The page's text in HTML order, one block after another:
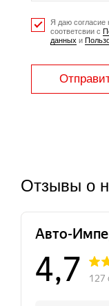
Я даю согласие
соответсвии с
данных и
Отзывы о